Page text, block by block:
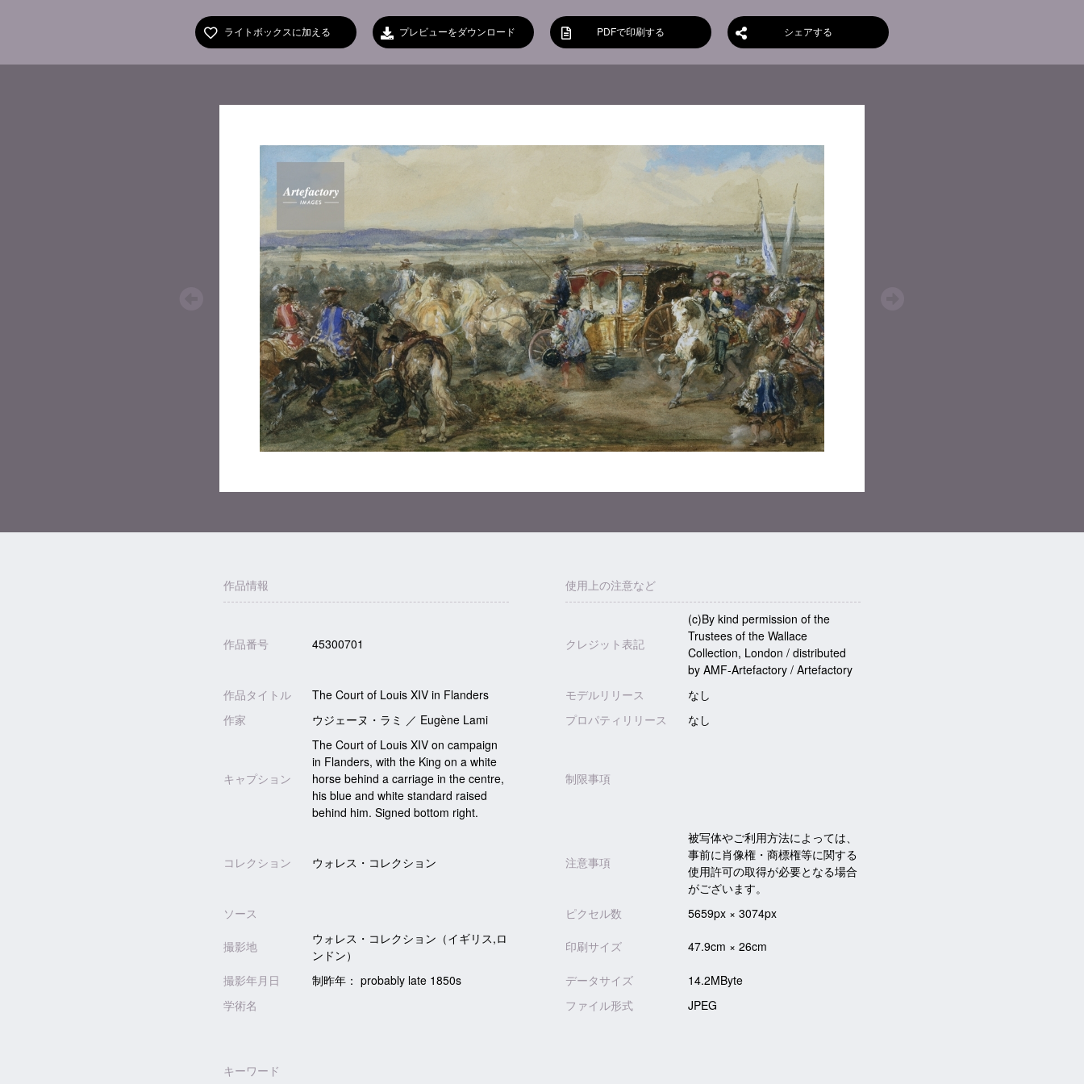
ライトボックスに加える プレビューをダウンロード PDFで印刷する シェアする
作品情報 使用上の注意など
作品番号 45300701 クレジット表記
(c)By kind permission of the
Trustees of the Wallace
Collection, London / distributed
by AMF-Artefactory / Artefactory
作品タイトル
The Court of Louis XIV in Flanders モデルリリース
なし
作家
ウジェーヌ・ラミ ／ Eugène Lami プロパティリリース なし
キャプション
The Court of Louis XIV on campaign
in Flanders, with the King on a white
horse behind a carriage in the centre,
his blue and white standard raised
behind him. Signed bottom right.
制限事項
コレクション ウォレス・コレクション 注意事項
被写体やご利用方法によっては、
事前に肖像権・商標権等に関する
使用許可の取得が必要となる場合
がございます。
ソース
ピクセル数 5659px × 3074px
撮影地
ウォレス・コレクション（イギリス,ロ
ンドン）
印刷サイズ 47.9cm × 26cm
撮影年月日 制昨年： probably late 1850s データサイズ
14.2MByte
学術名
ファイル形式 JPEG
キーワード